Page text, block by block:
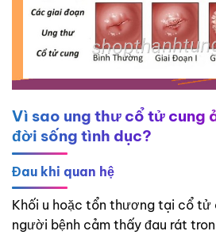
Vì sao ung thư cổ tử cung
đời sống tình dục?
Đau khi quan hệ
Khối u hoặc tổn thương tại cổ tử
người bệnh cảm thấy đau rát